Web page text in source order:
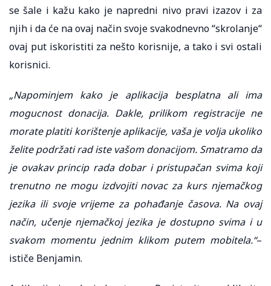
se šale i kažu kako je napredni nivo pravi izazov i za
njih i da će na ovaj način svoje svakodnevno “skrolanje“
ovaj put iskoristiti za nešto korisnije, a tako i svi ostali
korisnici.
„Napominjem kako je aplikacija besplatna ali ima
mogucnost donacija. Dakle, prilikom registracije ne
morate platiti korištenje aplikacije, vaša je volja ukoliko
želite podržati rad iste vašom donacijom. Smatramo da
je ovakav princip rada dobar i pristupačan svima koji
trenutno ne mogu izdvojiti novac za kurs njemačkog
jezika ili svoje vrijeme za pohađanje časova. Na ovaj
način, učenje njemačkoj jezika je dostupno svima i u
svakom momentu jednim klikom putem mobitela.“–
ističe Benjamin.